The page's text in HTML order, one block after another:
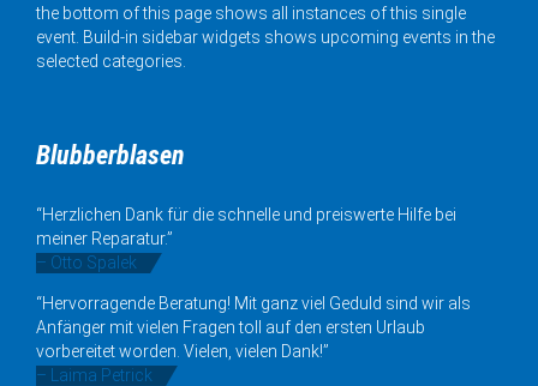
the bottom of this page shows all instances of this single
event. Build-in sidebar widgets shows upcoming events in the
selected categories.
Blubberblasen
“Herzlichen Dank für die schnelle und preiswerte Hilfe bei
meiner Reparatur.”
– Otto Spalek
“Hervorragende Beratung! Mit ganz viel Geduld sind wir als
Anfänger mit vielen Fragen toll auf den ersten Urlaub
vorbereitet worden. Vielen, vielen Dank!”
– Laima Petrick